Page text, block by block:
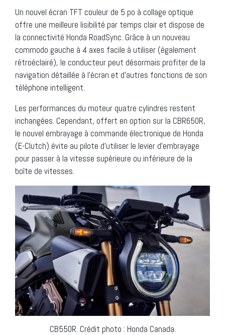
Un nouvel écran TFT couleur de 5 po à collage optique
offre une meilleure lisibilité par temps clair et dispose de
la connectivité Honda RoadSync. Grâce à un nouveau
commodo gauche à 4 axes facile à utiliser (également
rétroéclairé), le conducteur peut désormais profiter de la
navigation détaillée à l’écran et d’autres fonctions de son
téléphone intelligent.
Les performances du moteur quatre cylindres restent
inchangées. Cependant, offert en option sur la CBR650R,
le nouvel embrayage à commande électronique de Honda
(E-Clutch) évite au pilote d’utiliser le levier d’embrayage
pour passer à la vitesse supérieure ou inférieure de la
boîte de vitesses.
CB550R. Crédit photo : Honda Canada.